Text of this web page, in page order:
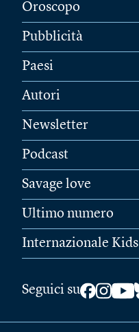
Oroscopo
Pubblicità
Paesi
Autori
Newsletter
Podcast
Savage love
Ultimo numero
Internazionale Kids
Seguici su